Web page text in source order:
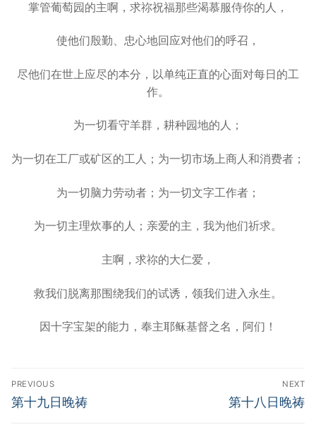
掌管葡萄园的主啊，求祢祝福那些渴慕服侍你的人，
使他们殷勤、忠心地回应对他们的呼召，
尽他们在世上应尽的本分，以单纯正直的心面对每日的工
作。
为一切看守羊群，耕种园地的人；
为一切在工厂或矿区的工人；为一切市场上商人和消费者；
为一切脑力劳动者；为一切文字工作者；
为一切主理炊事的人；亲爱的主，我为他们祈求。
主啊，求祢的大仁爱，
救我们脱离那围绕我们的试诱，领我们进入永生。
因十字宝架的能力，奉主耶稣基督之名，阿们！
Post
navigation
PREVIOUS
Previous
第十九日晚祷
NEXT
Next
第十八日晚祷